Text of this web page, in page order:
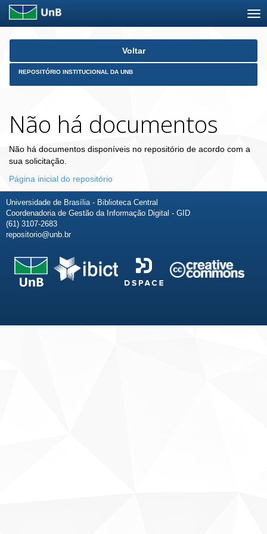
Skip
Voltar
REPOSITÓRIO INSTITUCIONAL DA UNB
Não há documentos
Não há documentos disponíveis no repositório de acordo com a
sua solicitação.
Página inicial do repositório
Universidade de Brasília - Biblioteca Central
Coordenadoria de Gestão da Informação Digital - GID
(61) 3107-2683
repositorio@unb.br